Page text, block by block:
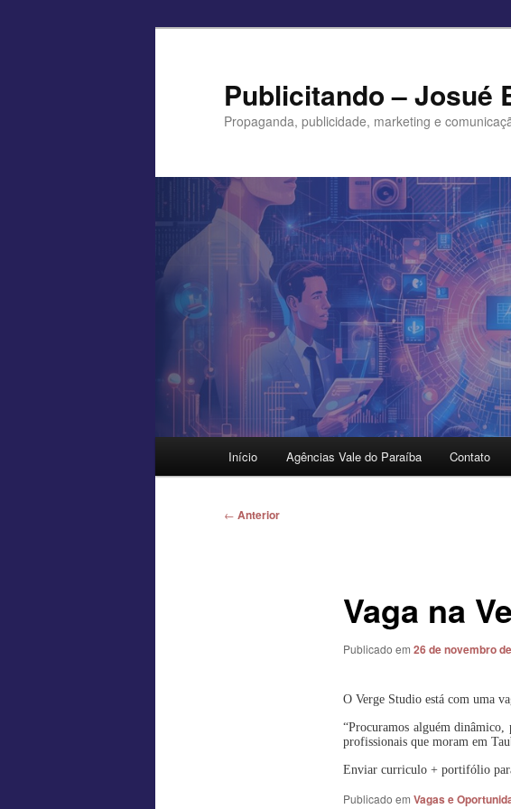
Publicitando – Josué
Propaganda, publicidade, marketing e
Início Agências Vale do Paraíba Contato
Navegação
← Anterior
Vaga na
Publicado em 26 de novembro
O Verge Studio está com uma
“Procuramos alguém dinâmico,
profissionais que moram em
Enviar curriculo + portifólio
Publicado em Vagas e